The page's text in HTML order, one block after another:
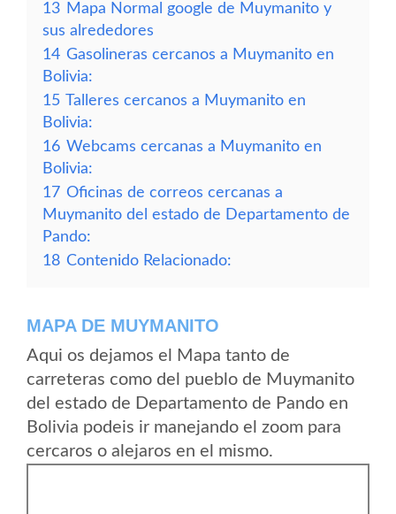
13 Mapa Normal google de Muymanito y
sus alrededores
14 Gasolineras cercanos a Muymanito en
Bolivia:
15 Talleres cercanos a Muymanito en
Bolivia:
16 Webcams cercanas a Muymanito en
Bolivia:
17 Oficinas de correos cercanas a
Muymanito del estado de Departamento de
Pando:
18 Contenido Relacionado:
MAPA DE MUYMANITO
Aqui os dejamos el Mapa tanto de
carreteras como del pueblo de Muymanito
del estado de Departamento de Pando en
Bolivia podeis ir manejando el zoom para
cercaros o alejaros en el mismo.